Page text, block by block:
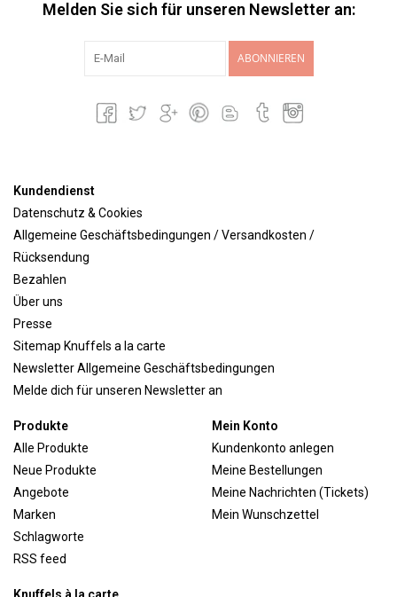
Melden Sie sich für unseren Newsletter an:
ABONNIEREN
Kundendienst
Datenschutz & Cookies
Allgemeine Geschäftsbedingungen / Versandkosten /
Rücksendung
Bezahlen
Über uns
Presse
Sitemap Knuffels a la carte
Newsletter Allgemeine Geschäftsbedingungen
Melde dich für unseren Newsletter an
Produkte
Alle Produkte
Neue Produkte
Angebote
Marken
Schlagworte
RSS feed
Mein Konto
Kundenkonto anlegen
Meine Bestellungen
Meine Nachrichten (Tickets)
Mein Wunschzettel
Knuffels à la carte